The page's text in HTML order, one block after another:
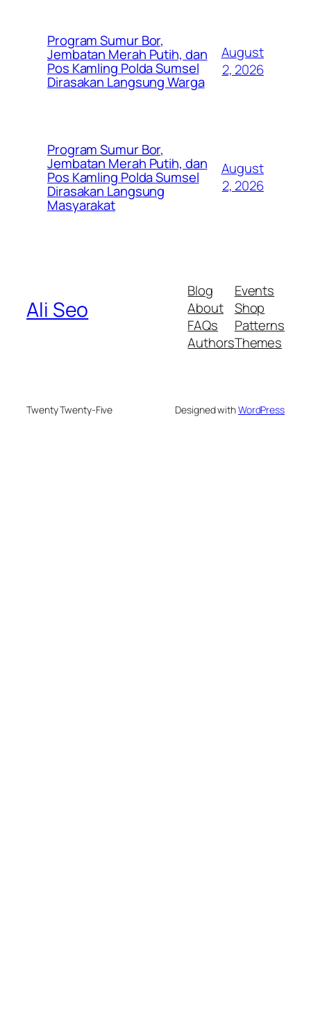
Program Sumur Bor,
Jembatan Merah Putih, dan
Pos Kamling Polda Sumsel
Dirasakan Langsung Warga
August
2, 2026
Program Sumur Bor,
Jembatan Merah Putih, dan
Pos Kamling Polda Sumsel
Dirasakan Langsung
Masyarakat
August
2, 2026
Ali Seo
Blog
About
FAQs
Authors
Events
Shop
Patterns
Themes
Twenty Twenty-Five Designed withWordPress